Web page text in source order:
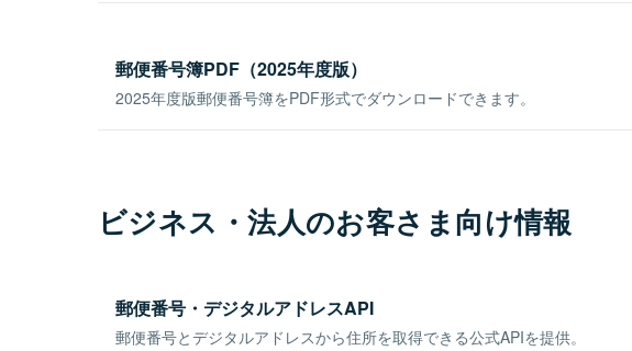
郵便番号簿PDF（2025年度版）
2025年度版郵便番号簿をPDF形式でダウンロードできます。
ビジネス・法人のお客さま向け情報
郵便番号・デジタルアドレスAPI
郵便番号とデジタルアドレスから住所を取得できる公式APIを提供。